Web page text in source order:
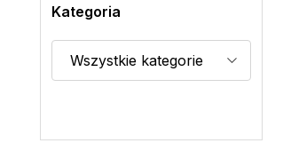
Kategoria